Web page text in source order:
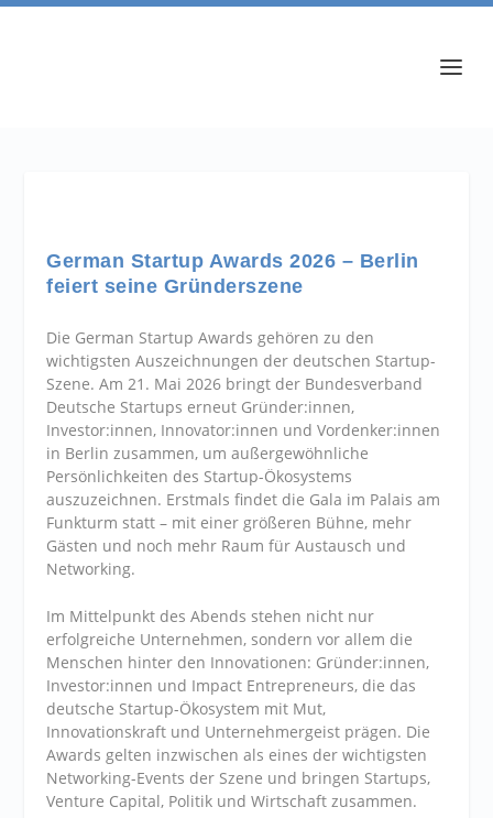
German Startup Awards 2026 – Berlin
feiert seine Gründerszene
Die German Startup Awards gehören zu den
wichtigsten Auszeichnungen der deutschen Startup-
Szene. Am 21. Mai 2026 bringt der Bundesverband
Deutsche Startups erneut Gründer:innen,
Investor:innen, Innovator:innen und Vordenker:innen
in Berlin zusammen, um außergewöhnliche
Persönlichkeiten des Startup-Ökosystems
auszuzeichnen. Erstmals findet die Gala im Palais am
Funkturm statt – mit einer größeren Bühne, mehr
Gästen und noch mehr Raum für Austausch und
Networking.
Im Mittelpunkt des Abends stehen nicht nur
erfolgreiche Unternehmen, sondern vor allem die
Menschen hinter den Innovationen: Gründer:innen,
Investor:innen und Impact Entrepreneurs, die das
deutsche Startup-Ökosystem mit Mut,
Innovationskraft und Unternehmergeist prägen. Die
Awards gelten inzwischen als eines der wichtigsten
Networking-Events der Szene und bringen Startups,
Venture Capital, Politik und Wirtschaft zusammen.